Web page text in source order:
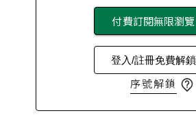
付費訂閱無限瀏覽
登入/註冊免費解鎖
序號解鎖